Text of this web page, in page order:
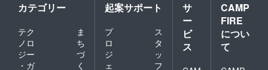
カテゴリー
テク
ノロ
ジー
・ガ
ま
ち
づ
く
起案サポート
プ
ロ
ジ
ェ
ス
タ
ッ
フ
サ
ー
ビ
ス
CAMP
FIRE
につい
て